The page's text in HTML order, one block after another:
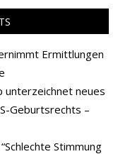
Ermittlungen
unterzeichnet neues
Geburtsrechts –
Stimmung